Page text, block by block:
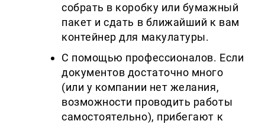
собрать в коробку или бумажный
пакет и сдать в ближайший к вам
контейнер для макулатуры.
С помощью профессионалов. Если
документов достаточно много
(или у компании нет желания,
возможности проводить работы
самостоятельно), прибегают к